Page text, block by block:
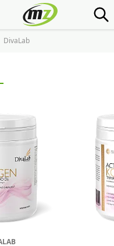
DivaLab